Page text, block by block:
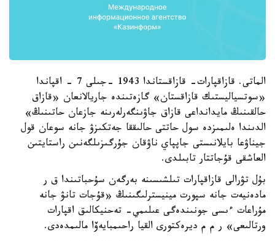
الماتى. قازاقپارات- قازاقستاندا 1943 -جىلى 7 - اقپاندا
«سوتسياليستىك قازاقستان» گازەتىندە جاريالانعان «قازاق
حالقىنىڭ مايدانداعى قازاق جاۋىنگەرلەرىنە جازعان حاتىنىڭ»
الدىندا ەلىمىزدە سول حاتتى حالىققا جەتكىزۋ جانە سوعان قول
جيناۋعا بايلانىستى جاپپاي ناۋقان جۇرگىزىلگەنىن راستايتىن
العاشقى قۇجاتتار تابىلدى.
بۇل تۋرالى قازاقپارات تىلشىسىنە بەرگەن سۇحباتىندا ق ر
مادەنيەت جانە سپورت مينيسترلىگىنىڭ «قۇجات تانۋ جانە
مۇراعات ءىسى جونىندەگى عىلىمي- تەحنيكالىق اقپارات
ورتالىعى» ر م م ديرەكتورى القيا راحىمبايەۆا مالىمدەدى.